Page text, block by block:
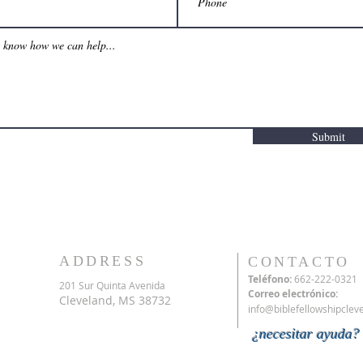
Submit
ADDRESS
201 Sur Quinta Avenida
Cleveland, MS 38732
CONTACTO
Teléfono:662-222-0321
Correo electrónico:
¿necesitar ayuda?